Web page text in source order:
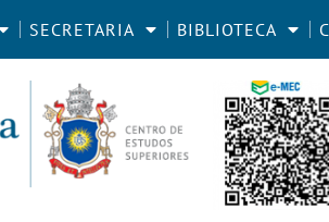
SECRETARIA BIBLIOTECA